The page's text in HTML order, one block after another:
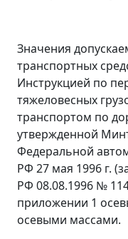
Значения
транспортных
Инструкцией по
тяжеловесных
транспортом по
утвержденной
Федеральной
РФ 27 мая 1996 г.
РФ 08.08.1996 №
приложении 1
осевыми массами.